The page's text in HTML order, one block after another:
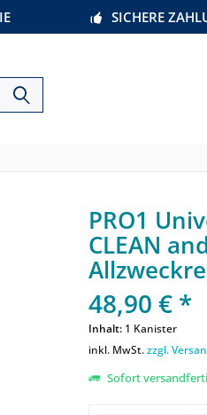
SICHERE
PRO1
CLEAN
48,90 € *
Inhalt: 1 Kanister
inkl. MwSt.zzgl.
Sofort